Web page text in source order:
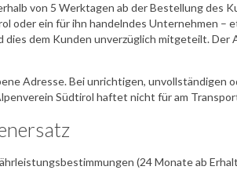
von 5 Werktagen ab der Bestellung des
oder ein für ihn handelndes Unternehmen
dem Kunden unverzüglich mitgeteilt. Der
Adresse. Bei unrichtigen, unvollständigen
Südtirol haftet nicht für am
(24 Monate ab